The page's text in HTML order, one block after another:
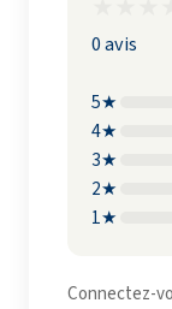
0 avis
5★
4★
3★
2★
1★
Connectez-